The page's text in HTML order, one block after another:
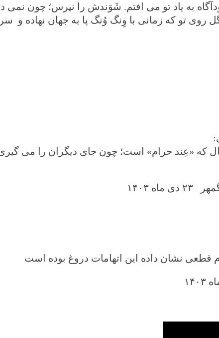
به یاد تو می افتم. شَوَندش را نپرس؛ چون نمی
روی تو که زمانی با وِنگ وُنگ پا به جهان نهاده و
:
«عِند حرام» است؛ چون جای دیگران را می گیری.
ماه ۱۴۰۳
قطعی نشان داده این اتهامات دروغ بوده است
۱۴۰۳